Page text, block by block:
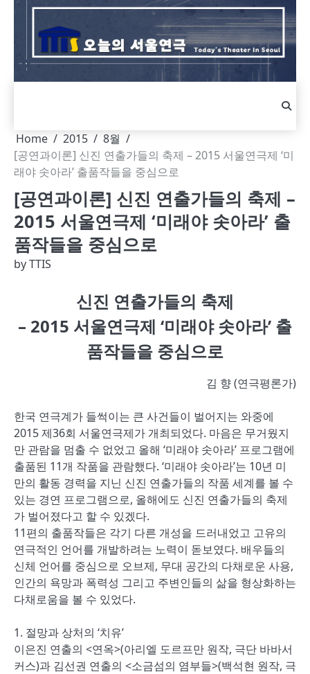
Skip
content
Home 2015
8월
[공연과이론] 신진 연출가들의 축제 – 2015 서울연극제 ‘미
래야 솟아라’ 출품작들을 중심으로
[공연과이론] 신진 연출가들의 축제 –
2015 서울연극제 ‘미래야 솟아라’ 출
품작들을 중심으로
byTTIS
신진 연출가들의 축제
– 2015 서울연극제 ‘미래야 솟아라’ 출
품작들을 중심으로
김 향 (연극평론가)
한국 연극계가 들썩이는 큰 사건들이 벌어지는 와중에
2015 제36회 서울연극제가 개최되었다. 마음은 무거웠지
만 관람을 멈출 수 없었고 올해 ‘미래야 솟아라’ 프로그램에
출품된 11개 작품을 관람했다. ‘미래야 솟아라’는 10년 미
만의 활동 경력을 지닌 신진 연출가들의 작품 세계를 볼 수
있는 경연 프로그램으로, 올해에도 신진 연출가들의 축제
가 벌어졌다고 할 수 있겠다.
11편의 출품작들은 각기 다른 개성을 드러내었고 고유의
연극적인 언어를 개발하려는 노력이 돋보였다. 배우들의
신체 언어를 중심으로 오브제, 무대 공간의 다채로운 사용,
인간의 욕망과 폭력성 그리고 주변인들의 삶을 형상화하는
다채로움을 볼 수 있었다.
1. 절망과 상처의 ‘치유’
이은진 연출의 <연옥>(아리엘 도르프만 원작, 극단 바바서
커스)과 김선권 연출의 <소금섬의 염부들>(백석현 원작, 극